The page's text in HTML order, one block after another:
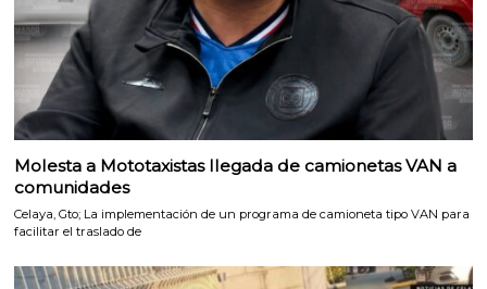
Molesta a Mototaxistas llegada de camionetas VAN a
comunidades
Celaya, Gto; La implementación de un programa de camioneta tipo VAN para
facilitar el traslado de